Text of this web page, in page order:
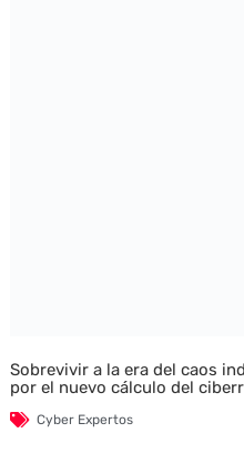
Sobrevivir a la era del caos
por el nuevo cálculo del
Cyber Expertos